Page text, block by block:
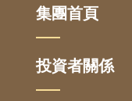
集團首頁
投資者關係